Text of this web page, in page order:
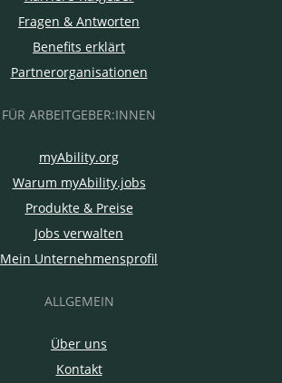
Fragen & Antworten
Benefits erklärt
Partnerorganisationen
FÜR ARBEITGEBER:INNEN
myAbility.org
Warum myAbility.jobs
Produkte & Preise
Jobs verwalten
Mein Unternehmensprofil
ALLGEMEIN
Über uns
Kontakt